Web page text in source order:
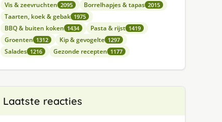
Vis & zeevruchten 2095 Borrelhapjes & tapas 2015
Taarten, koek & gebak 1975
BBQ & buiten koken 1434 Pasta & rijst 1419
Groenten 1312 Kip & gevogelte 1297
Salades 1216 Gezonde recepten 1177
Laatste reacties